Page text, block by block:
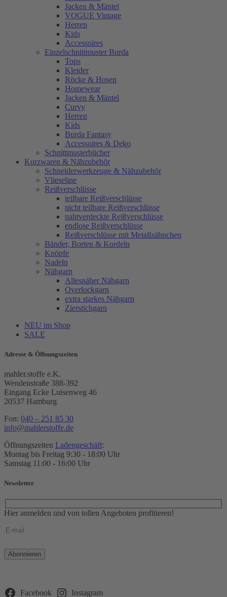
Jacken & Mäntel
VOGUE Vintage
Herren
Kids
Accessoires
Einzelschnittmuster Burda
Tops
Kleider
Röcke & Hosen
Homewear
Jacken & Mäntel
Curvy
Herren
Kids
Burda Fantasy
Accessoires & Deko
Schnittmusterbücher
Kurzwaren & Nähzubehör
Schneiderwerkzeuge & Nähzubehör
Vlieseline
Reißverschlüsse
teilbare Reißverschlüsse
nicht teilbare Reißverschlüsse
nahtverdeckte Reißverschlüsse
endlose Reißverschlüsse
Reißverschlüsse mit Metallzähnchen
Bänder, Borten & Kordeln
Knöpfe
Nadeln
Nähgarn
Allesnäher Nähgarn
Overlockgarn
extra starkes Nähgarn
Zierstichgarn
NEU im Shop
SALE
Adresse & Öffnungszeiten
mahler.stoffe e.K.
Wendenstraße 388-392
Eingang Ecke Luisenweg 46
20537 Hamburg
Fon: 040 – 251 85 30
info@mahlerstoffe.de
Öffnungszeiten Ladengeschäft:
Montag bis Freitag 9:30 - 18:00 Uhr
Samstag 11:00 - 16:00 Uhr
Newsletter
Hier anmelden und von tollen Angeboten profitieren!
Bitte
lasse
leer.
Facebook Instagram